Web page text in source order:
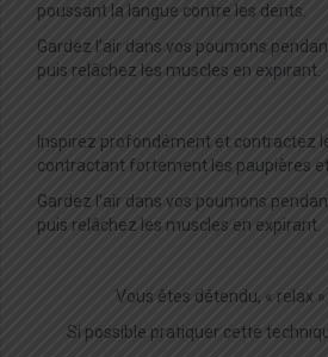
poussant la langue contre les dents.
Gardez l’air dans vos poumons
puis relâchez les muscles en expirant.
Inspirez profondément et contractez
contractant fortement les paupières
Gardez l’air dans vos poumons
puis relâchez les muscles en expirant.
Vous êtes détendu, « relax »
Si possible pratiquer cette